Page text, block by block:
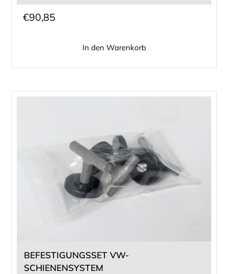
€90,85
In den Warenkorb
BEFESTIGUNGSSET VW-
SCHIENENSYSTEM